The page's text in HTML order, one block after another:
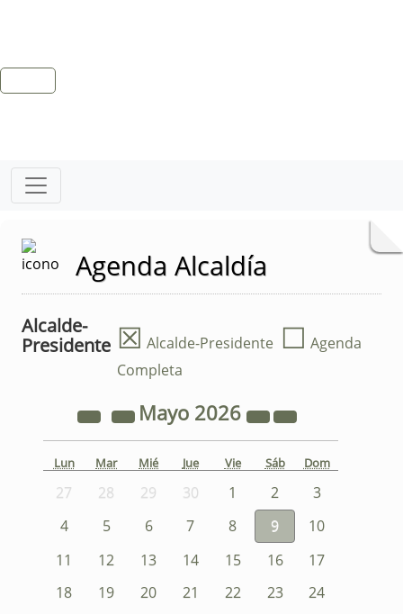
Agenda Alcaldía
Alcalde-
Presidente ☒ Alcalde-Presidente ☐ Agenda
Completa
Mayo 2026
Lun Mar Mié Jue Vie Sáb Dom
27 28 29 30 1 2
3
4
5 6 7 8 9
10
11
12 13 14 15 16
17
18
19 20 21 22 23
24